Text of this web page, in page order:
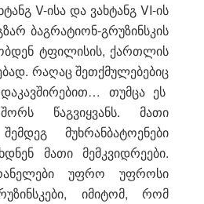
V-ისა და ვახტანგ VI-ის
ბაგრატიონ-გრუზინსკის
ტფილისის, ქართლის
რაღაც შეთქმულებებიც
თუმცა ეს
წაგვიყვანს. მათი
მუხრანბატოენები
მათი მემკვიდრეები.
უფრო უფროსი
იმიტომ, რომ